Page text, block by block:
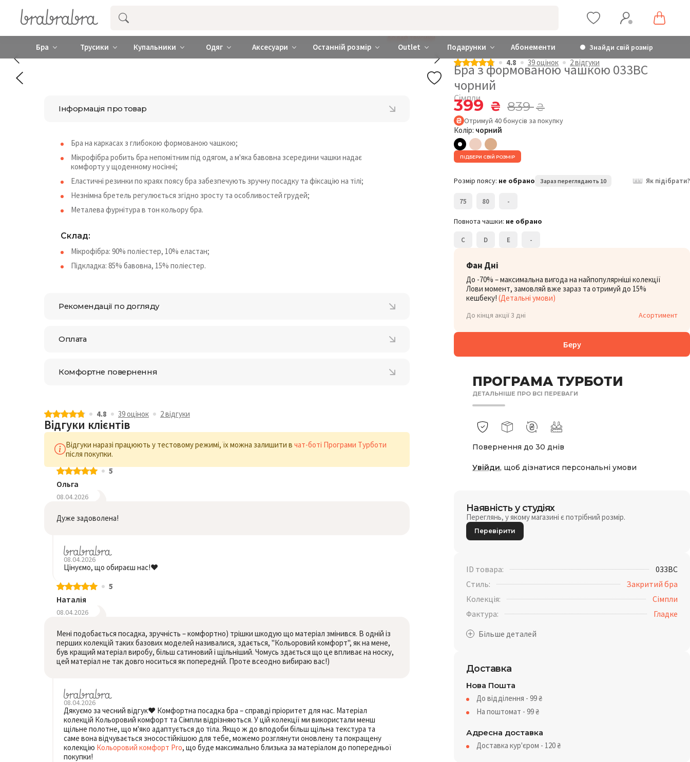
Купити нижню жіночу білизну ❤️ brabrabra ❤️ Київ та Україна
Бра Трусики Купальники Одяг Аксесуари Останній розмір Outlet Подарунки Абонементи Знайди свій розмір
ДОДАЙ ТРУСИКИ
4.8 39 оцiнок 2 відгуки
Бра з формованою чашкою 033BC
чорний
Сімпли
399 ₴ 839₴
Отримуй 40бонусів за покупку
Колір: чорний
ПІДБЕРИ СВІЙ РОЗМІР
Розмір поясу: не обрано Зараз переглядають 10 Як підібрати?
75 80 -
Повнота чашки: не обрано
C D E -
Фан Дні
До -70% – максимальна вигода на найпопулярніші колекції
Лови момент, замовляй вже зараз та отримуй до 15%
кешбеку! (Детальні умови)
До кінця акції 3 дні Асортимент
Беру
ПРОГРАМА ТУРБОТИ
ДЕТАЛЬНІШЕ ПРО ВСІ ПЕРЕВАГИ
Повернення до 30 днів
Увійди, щоб дізнатися персональні умови
Наявність у студіях
Переглянь, у якому магазині є потрібний розмір.
Перевірити
ID товара:
033BC
Стиль:
Закритий бра
Колекція:
Сімпли
Фактура:
Гладке
Доставка
Нова Пошта
До відділення - 99₴
На поштомат - 99₴
Адресна доставка
Доставка кур'єром - 120₴
Інформація про товар
Бра на каркасах з глибокою формованою чашкою;
Мікрофібра робить бра непомітним під одягом, а м'яка бавовна зсередини чашки надає
комфорту у щоденному носінні;
Еластичні резинки по краях поясу бра забезпечують зручну посадку та фіксацію на тілі;
Незнімна бретель регулюється згідно зросту та особливостей грудей;
Металева фурнітура в тон кольору бра.
Склад:
Мікрофібра: 90% поліестер, 10% еластан;
Підкладка: 85% бавовна, 15% поліестер.
Рекомендації по догляду
Оплата
Комфортне повернення
4.8 39 оцiнок 2 відгуки
Відгуки клієнтів
Відгуки наразі працюють у тестовому режимі, їх можна залишити в чат-боті Програми Турботи
після покупки.
5
Ольга
08.04.2026
Дуже задоволена!
08.04.2026
Цінуємо, що обираєш нас!❤️
5
Наталія
08.04.2026
Мені подобається посадка, зручність – комфортно) трішки шкодую що матеріал змінився. В одній із
перших колекцій таких базових моделей називалися, здається, "Кольоровий комфорт", як на мене,
був кращий матеріал виробу, більш сатиновий і щільніший. Чомусь здається що це впливає на носку,
цей матеріал не так довго носиться як попередній. Проте всеодно вибираю вас!)
08.04.2026
Дякуємо за чесний відгук❤️ Комфортна посадка бра – справді пріоритет для нас. Матеріал
колекцій Кольоровий комфорт та Сімпли відрізняються. У цій колекції ми використали менш
щільне полотне, що м'яко адаптується до тіла. Якщо ж до вподоби більш щільна текстура та
саме вона відчувається зносостійкішою для тебе, можемо розглянути оновлену та покращену
колекцію Кольоровий комфорт Pro, що буде максимально близька за матеріалом до попередньої
покупки!